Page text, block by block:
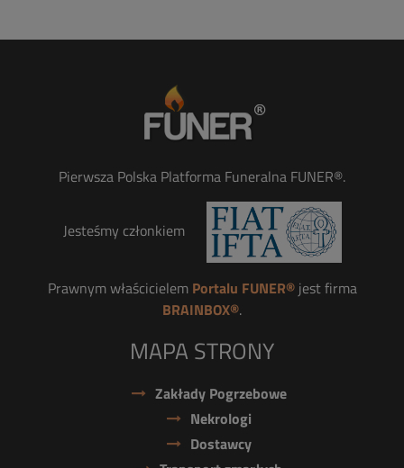
Pierwsza Polska Platforma Funeralna FUNER®.
Jesteśmy członkiem
Prawnym właścicielem Portalu FUNER®jest firma
BRAINBOX®.
MAPA STRONY
Zakłady Pogrzebowe
Nekrologi
Dostawcy